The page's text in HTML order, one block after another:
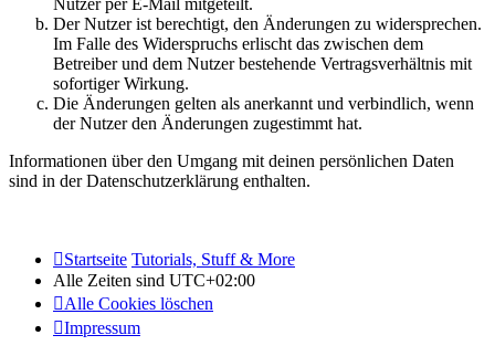
Der Nutzer ist berechtigt, den Änderungen zu widersprechen.
Im Falle des Widerspruchs erlischt das zwischen dem
Betreiber und dem Nutzer bestehende Vertragsverhältnis mit
sofortiger Wirkung.
Die Änderungen gelten als anerkannt und verbindlich, wenn
der Nutzer den Änderungen zugestimmt hat.
Informationen über den Umgang mit deinen persönlichen Daten
sind in der Datenschutzerklärung enthalten.
Startseite Tutorials, Stuff & More
Alle Zeiten sind UTC+02:00
Alle Cookies löschen
Impressum